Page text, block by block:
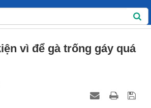
vì để gà trống gáy quá